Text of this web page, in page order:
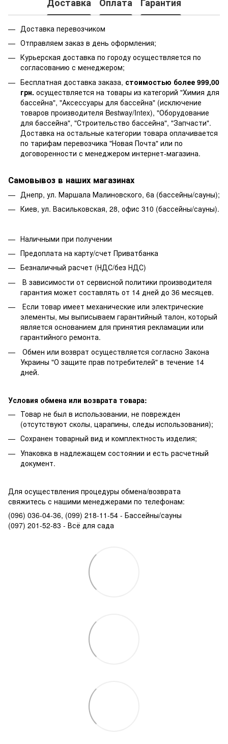
Доставка перевозчиком
Отправляем заказ в день оформления;
Курьерская доставка по городу осуществляется по
согласованию с менеджером;
Бесплатная доставка заказа, стоимостью более 999,00
грн. осуществляется на товары из категорий "Химия для
бассейна", "Аксессуары для бассейна" (исключение
товаров производителя Bestway/Intex), "Оборудование
для бассейна", "Строительство бассейна", "Запчасти".
Доставка на остальные категории товара оплачивается
по тарифам перевозчика "Новая Почта" или по
договоренности с менеджером интернет-магазина.
Самовывоз в наших магазинах
Днепр, ул. Маршала Малиновского, 6а (бассейны/сауны);
Киев, ул. Васильковская, 28, офис 310 (бассейны/сауны).
Наличными при получении
Предоплата на карту/счет Приватбанка
Безналичный расчет (НДС/без НДС)
В зависимости от сервисной политики производителя
гарантия может составлять от 14 дней до 36 месяцев.
Если товар имеет механические или электрические
элементы, мы выписываем гарантийный талон, который
является основанием для принятия рекламации или
гарантийного ремонта.
Обмен или возврат осуществляется согласно Закона
Украины "О защите прав потребителей" в течение 14
дней.
Условия обмена или возврата товара:
Товар не был в использовании, не поврежден
(отсутствуют сколы, царапины, следы использования);
Сохранен товарный вид и комплектность изделия;
Упаковка в надлежащем состоянии и есть расчетный
документ.
Для осуществления процедуры обмена/возврата
свяжитесь с нашими менеджерами по телефонам:
(096) 036-04-36, (099) 218-11-54 - Бассейны/сауны
(097) 201-52-83 - Всё для сада